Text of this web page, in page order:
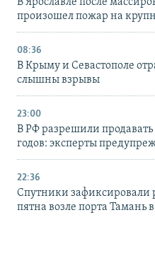
В Ярославле после
произошел пожар на
08:36
В Крыму и Севастополе
слышны взрывы
23:00
В РФ разрешили продавать
годов: эксперты
22:36
Спутники зафиксировали
пятна возле порта Тамань